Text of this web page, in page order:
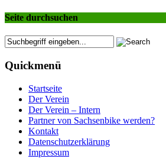
Seite durchsuchen
Quickmenü
Startseite
Der Verein
Der Verein – Intern
Partner von Sachsenbike werden?
Kontakt
Datenschutzerklärung
Impressum